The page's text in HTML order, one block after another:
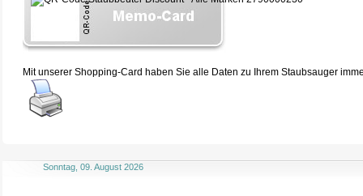
Mit unserer Shopping-Card haben Sie alle Daten zu Ihrem Staubsauger
Sonntag, 09. August 2026